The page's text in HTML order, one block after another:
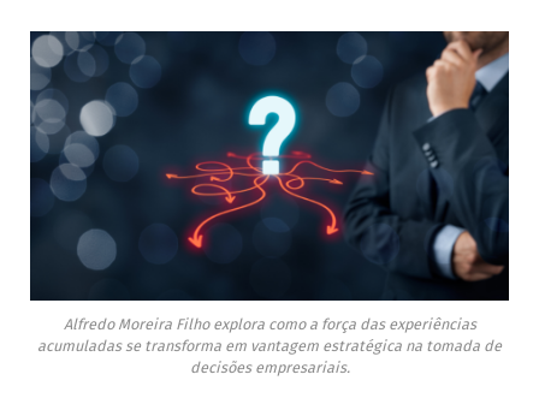
Alfredo Moreira Filho explora como a força das experiências
acumuladas se transforma em vantagem estratégica na tomada de
decisões empresariais.